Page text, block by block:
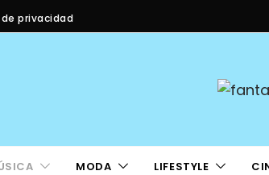
privacidad
MODA LIFESTYLE